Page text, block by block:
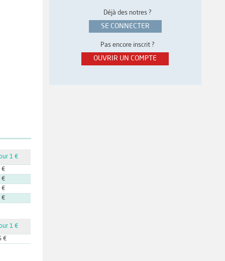
1 €
€
€
€
€
1 €
€
Déjà des notres ?
SE CONNECTER
Pas encore inscrit ?
OUVRIR UN COMPTE